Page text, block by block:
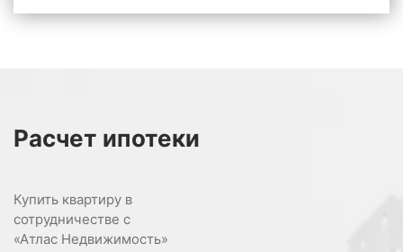
Расчет ипотеки
Купить квартиру в
сотрудничестве с
«Атлас Недвижимость»